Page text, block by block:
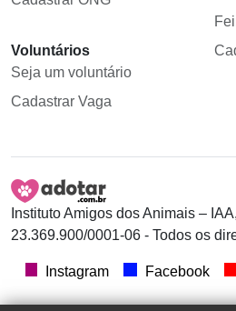
Voluntários
Seja um voluntário
Cadastrar Vaga
Instituto Amigos dos Animais –
23.369.900/0001-06 - Todos os
Instagram Facebook